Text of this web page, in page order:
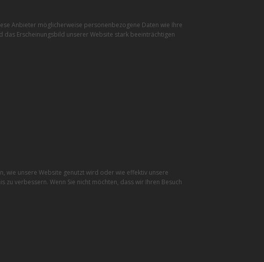
Anbieter möglicherweise personenbezogene Daten wie Ihre
das Erscheinungsbild unserer Website stark beeinträchtigen
wie unsere Website genutzt wird oder wie effektiv unsere
verbessern. Wenn Sie nicht möchten, dass wir Ihren Besuch